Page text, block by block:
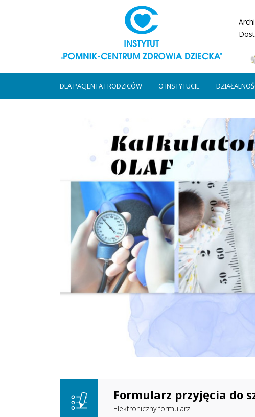
DLA PACJENTA I RODZICÓW O INSTYTUCIE
Formularz przyjęcia do
Elektroniczny formularz